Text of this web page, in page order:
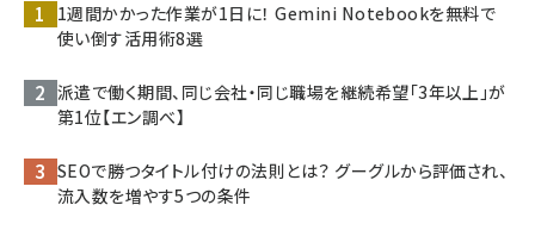
1週間かかった作業が1日に！ Gemini Notebookを無料で
使い倒す活用術8選
派遣で働く期間、同じ会社・同じ職場を継続希望「3年以上」が
第1位【エン調べ】
SEOで勝つタイトル付けの法則とは？ グーグルから評価され、
流入数を増やす5つの条件